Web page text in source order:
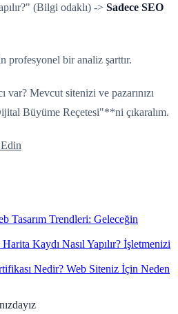
(Bilgi odaklı) -> Sadece SEO
profesyonel bir analiz şarttır.
var? Mevcut sitenizi ve pazarınızı
Büyüme Reçetesi"**ni çıkaralım.
Tasarım Trendleri: Geleceğin
Kaydı Nasıl Yapılır? İşletmenizi
Nedir? Web Siteniz İçin Neden